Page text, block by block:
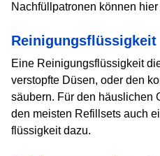
Nachfüllpatronen können
Reinigungsflüssigkeit
Eine Reinigungsflüssigkeit
verstopfte Düsen, oder den
säubern. Für den häuslichen
den meisten Refillsets auch
flüssigkeit dazu.